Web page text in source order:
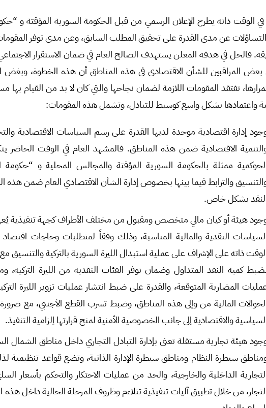
الوقت ذاته يطرح الإعلان الرسمي من قبل الحكومة السورية المؤقتة و
عن مدى القدرة على تحقيق المطلب السابق، وعن مدى توفر
فالحل في هدفه المعلن يستهدف الصالح العام في ضمان الاستقرار
المراقبين للشأن الاقتصادي في هذه المناطق أن هذه الخطوة، وبغض
تفتقد المقومات اللازمة لضمان نجاحها والتي كان لا بد من القيام
واعتمادها بشكل واسع كوسيط للتبادل، وتشمل هذه المقومات:
إدارة اقتصادية موحدة لديها القدرة على رسم السياسات الاقتصادية
الاقتصادية ضمن هذه المناطق. فالمشهد العام في الوقت
ممثلة بالحكومة السورية المؤقتة والمجالس المحلية و “حكومة
والترابط فيما بينها بخصوص إدارة الشأن الاقتصادي العام ضمن هذه
بشكل خاص.
هيئة أو كيان مالي متخصص ومقبول من مختلف الأطراف كجهة تنفيذية
النقدية والمالية المناسبة، وذلك وفقاً لمتطلبات وحاجات
ذاته على الإشراف على عملية استبدال الليرة السورية بالتركية والتنسيق
كمية النقد المتداول وضمان توفر الفئات النقدية من الليرة
المضاربة المتوقعة، والقدرة على ضبط انتشار عمليات تزوير الليرة
المالية من وإلى هذه المناطق، وضبط تسرب القطع الأجنبي، مع
والاقتصادية إلى جانب الخصوصية الأمنية لمنح قرارتها إلزامية التنفيذ.
هيئة تجارية مستقلة تعنى بإدارة التبادل التجاري داخل مناطق الشمال
سيطرة النظام ومناطق سيطرة الإدارة الذاتية، وتضع قواعد تنظيمية
الداخلية والخارجية، والحد من عمليات الاحتكار والتحكم بأسعار
من خلال تطبيق آليات تنفيذية تتلاءم وظروف المرحلة الحالية داخل هذه